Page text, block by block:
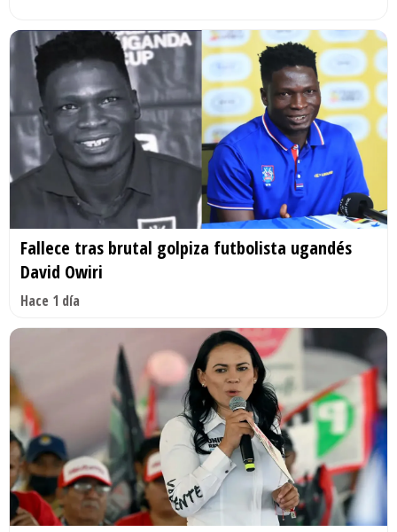
Fallece tras brutal golpiza futbolista ugandés
David Owiri
Hace 1 día